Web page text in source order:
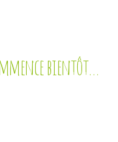
bientôt…